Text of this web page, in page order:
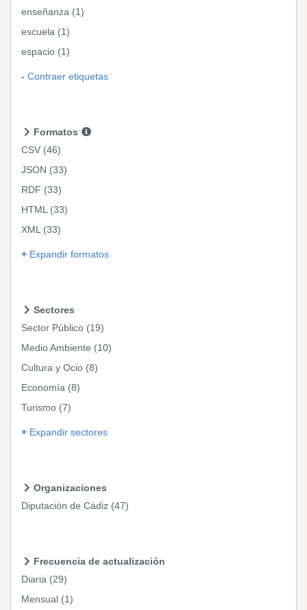
enseñanza (1)
escuela (1)
espacio (1)
Contraer etiquetas
Formatos
CSV (46)
JSON (33)
RDF (33)
HTML (33)
XML (33)
Expandir formatos
Sectores
Sector Público (19)
Medio Ambiente (10)
Cultura y Ocio (8)
Economía (8)
Turismo (7)
Expandir sectores
Organizaciones
Diputación de Cádiz (47)
Frecuencia de actualización
Diaria (29)
Mensual (1)